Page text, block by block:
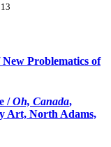
New Problematics of
/Oh, Canada,
Art, North Adams,